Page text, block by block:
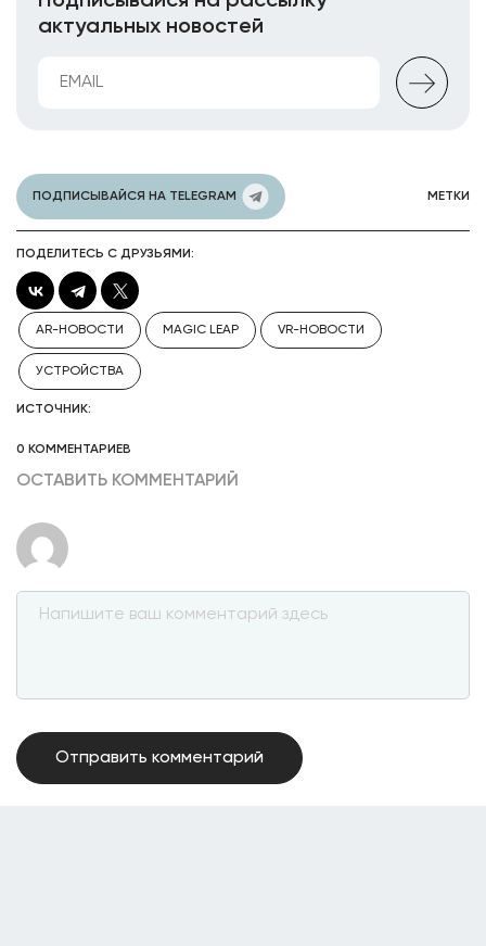
актуальных новостей
ПОДПИСЫВАЙСЯ НА TELEGRAM МЕТКИ
ПОДЕЛИТЕСЬ С ДРУЗЬЯМИ:
AR-НОВОСТИ MAGIC LEAP VR-НОВОСТИ
УСТРОЙСТВА
ИСТОЧНИК:
0 КОММЕНТАРИЕВ
ОСТАВИТЬ КОММЕНТАРИЙ